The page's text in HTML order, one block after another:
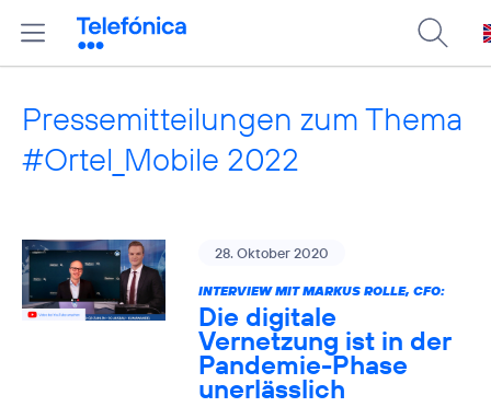
Pressemitteilungen zum Thema
#Ortel_Mobile 2022
28. Oktober 2020
INTERVIEW MIT MARKUS ROLLE, CFO:
Die digitale
Vernetzung ist in der
Pandemie-Phase
unerlässlich